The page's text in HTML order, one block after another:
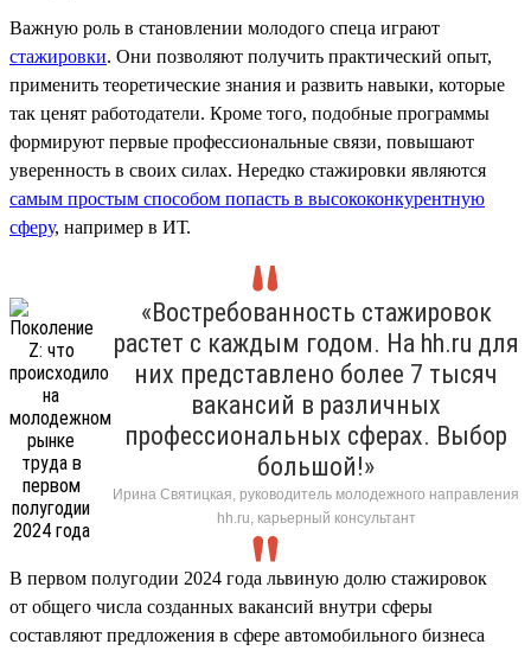
Важную роль в становлении молодого спеца играют
стажировки. Они позволяют получить практический опыт,
применить теоретические знания и развить навыки, которые
так ценят работодатели. Кроме того, подобные программы
формируют первые профессиональные связи, повышают
уверенность в своих силах. Нередко стажировки являются
самым простым способом попасть в высококонкурентную
сферу, например в ИТ.
«Востребованность стажировок
растет с каждым годом. На hh.ru для
них представлено более 7 тысяч
вакансий в различных
профессиональных сферах. Выбор
большой!»
Ирина Святицкая, руководитель молодежного направления
hh.ru, карьерный консультант
В первом полугодии 2024 года львиную долю стажировок
от общего числа созданных вакансий внутри сферы
составляют предложения в сфере автомобильного бизнеса